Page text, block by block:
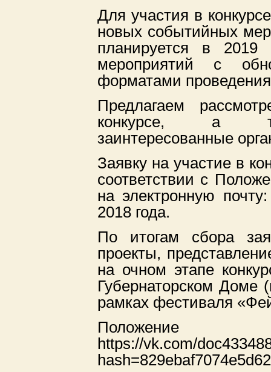
Для участия в
новых событийных
планируется в 2019
мероприятий с
форматами
Предлагаем
конкурсе, а
заинтересованные
Заявку на участие в
соответствии с
на электронную
2018 года.
По итогам сбора
проекты,
на очном этапе
Губернаторском Доме
рамках фестиваля
https://vk.com/